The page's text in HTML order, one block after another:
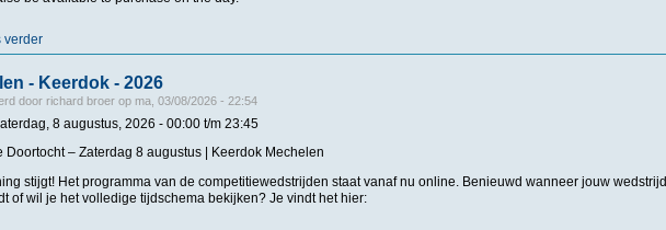
verderover Gertrude Ederle 100th Anniversary Swim!!
- Keerdok - 2026
door richard broerop ma, 03/08/2026 - 22:54
8 augustus, 2026 - 00:00t/m 23:45
Doortocht – Zaterdag 8 augustus | Keerdok Mechelen
stijgt! Het programma van de competitiewedstrijden staat vanaf nu online. Benieuwd wanneer jouw wedstrijd
of wil je het volledige tijdschema bekijken? Je vindt het hier: